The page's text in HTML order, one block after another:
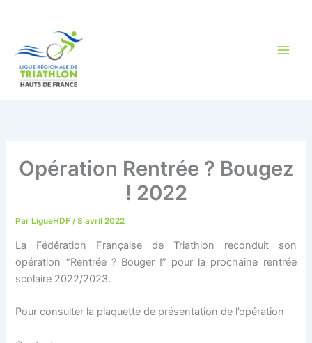
Opération Rentrée ? Bougez
! 2022
ParLigueHDF /8 avril 2022
La Fédération Française de Triathlon reconduit son
opération “Rentrée ? Bouger !” pour la prochaine rentrée
scolaire 2022/2023.
Pour consulter la plaquette de présentation de l’opération